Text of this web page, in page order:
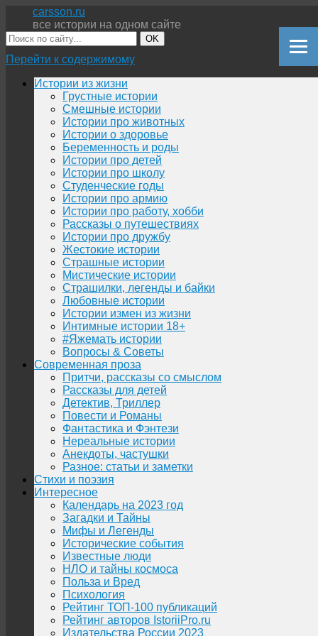
carsson.ru
все истории на одном сайте
OK
Перейти к содержимому
Истории из жизни
Грустные истории
Смешные истории
Истории про животных
Истории о здоровье
Беременность и роды
Истории про детей
Истории про школу
Студенческие годы
Истории про армию
Истории про работу, хобби
Рассказы о путешествиях
Истории про дружбу
Жестокие истории
Страшные истории
Мистические истории
Страшилки, легенды и байки
Любовные истории
Истории измен из жизни
Интимные истории 18+
#Яжемать истории
Вопросы & Советы
Современная проза
Притчи, рассказы со смыслом
Рассказы для детей
Детектив, Триллер
Повести и Романы
Фантастика и Фэнтези
Нереальные истории
Анекдоты, частушки
Разное: статьи и заметки
Стихи и поэзия
Интересное
Календарь на 2023 год
Загадки и Тайны
Мифы и Легенды
Исторические события
Известные люди
НЛО и тайны космоса
Польза и Вред
Психология
Рейтинг ТОП-100 публикаций
Рейтинг авторов IstoriiPro.ru
Издательства России 2023